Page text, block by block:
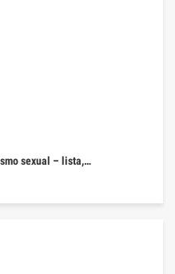
sexual – lista,…